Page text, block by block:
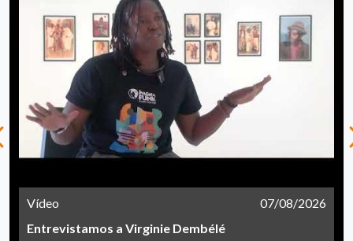
Vídeo
07/08/2026
Entrevistamos a Virginie Dembélé